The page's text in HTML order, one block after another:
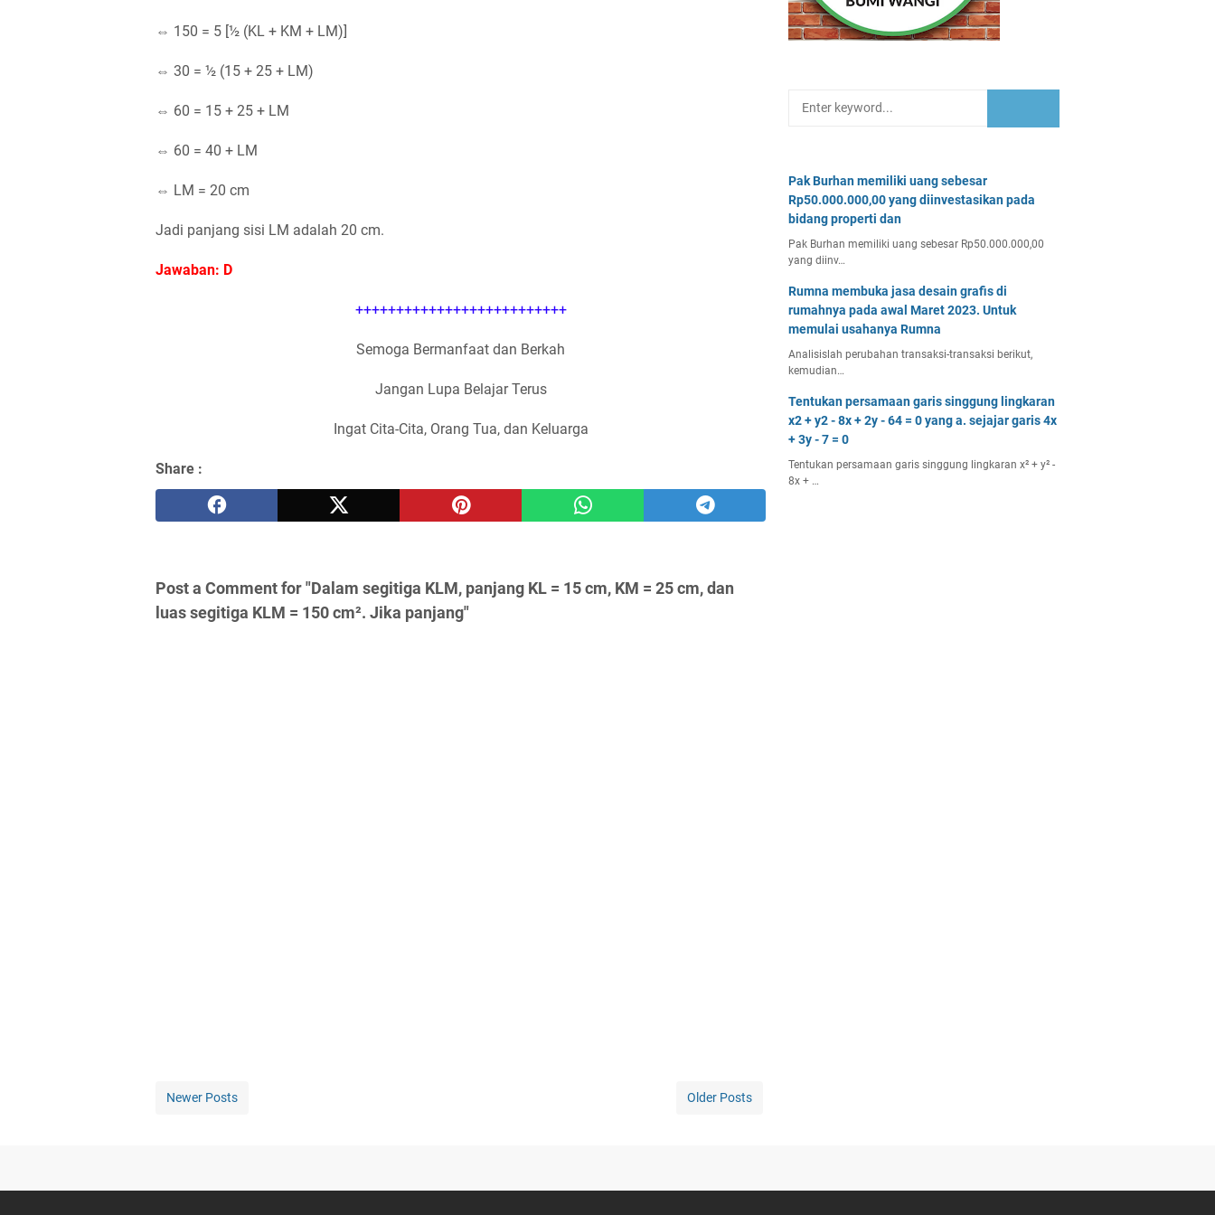
⇔ 150 = 5 [½ (KL + KM + LM)]
⇔ 30 = ½ (15 + 25 + LM)
⇔ 60 = 15 + 25 + LM
⇔ 60 = 40 + LM
⇔ LM = 20 cm
Jadi panjang sisi LM adalah 20 cm.
Jawaban: D
++++++++++++++++++++++++++
Semoga Bermanfaat dan Berkah
Jangan Lupa Belajar Terus
Ingat Cita-Cita, Orang Tua, dan Keluarga
Share :
Post a Comment for "Dalam segitiga KLM, panjang KL = 15 cm, KM = 25 cm, dan
luas segitiga KLM = 150 cm². Jika panjang"
Newer Posts Older Posts
Pak Burhan memiliki uang sebesar
Rp50.000.000,00 yang diinvestasikan pada
bidang properti dan
Pak Burhan memiliki uang sebesar Rp50.000.000,00
yang diinv…
Rumna membuka jasa desain grafis di
rumahnya pada awal Maret 2023. Untuk
memulai usahanya Rumna
Analisislah perubahan transaksi-transaksi berikut,
kemudian…
Tentukan persamaan garis singgung lingkaran
x2 + y2 - 8x + 2y - 64 = 0 yang a. sejajar garis 4x
+ 3y - 7 = 0
Tentukan persamaan garis singgung lingkaran x² + y² -
8x + …